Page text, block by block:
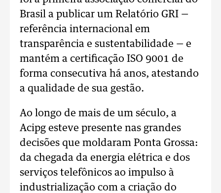
Brasil a publicar um Relatório GRI —
referência internacional em
transparência e sustentabilidade — e
mantém a certificação ISO 9001 de
forma consecutiva há anos, atestando
a qualidade de sua gestão.
Ao longo de mais de um século, a
Acipg esteve presente nas grandes
decisões que moldaram Ponta Grossa:
da chegada da energia elétrica e dos
serviços telefônicos ao impulso à
industrialização com a criação do